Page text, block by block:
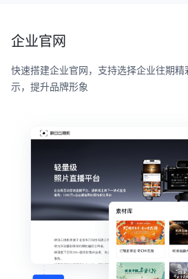
企业官网
快速搭建企业官网，支持选择企业往期
示，提升品牌形象